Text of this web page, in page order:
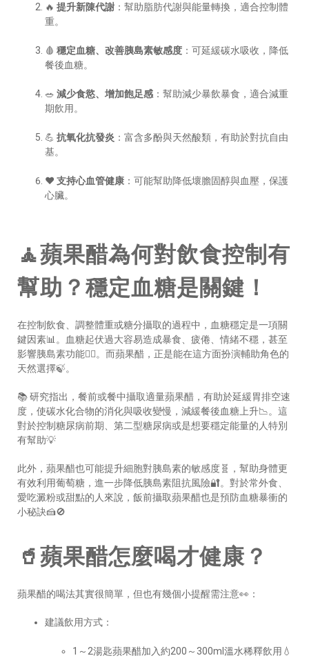
🔥 提升新陳代謝 ：幫助脂肪代謝與能量轉換，適合控制體
重。
🩸 穩定血糖、改善胰島素敏感度 ：可延緩碳水吸收，降低
餐後血糖。
🥗 減少食慾、增加飽足感 ：幫助減少暴飲暴食，適合減重
期飲用。
💪 抗氧化抗發炎 ：富含多酚與天然酸類，有助於對抗自由
基。
❤️ 支持心血管健康 ：可能幫助降低壞膽固醇與血壓，保護
心臟。
🧘蘋果醋為何對飲食控制有
幫助？穩定血糖是關鍵！
在控制飲食、調整體重或糖分攝取的過程中，血糖穩定是一項關
鍵因素📊。血糖起伏過大容易造成暴食、疲倦、情緒不穩，甚至
影響胰島素功能😵‍💫。而蘋果醋，正是能在這方面扮演輔助角色的
天然選擇🍃。
📚 研究指出，餐前或餐中攝取適量蘋果醋，有助於延緩胃排空速
度，使碳水化合物的消化與吸收變慢，減緩餐後血糖上升📉。這
對於控制糖尿病前期、第二型糖尿病或是想要穩定能量的人特別
有幫助💡
此外，蘋果醋也可能提升細胞對胰島素的敏感度🧬，幫助身體更
有效利用葡萄糖，進一步降低胰島素阻抗風險🔐。對於常外食、
愛吃澱粉或甜點的人來說，飯前攝取蘋果醋也是預防血糖暴衝的
小秘訣🍰🚫
🥤蘋果醋怎麼喝才健康？
蘋果醋的喝法其實很簡單，但也有幾個小提醒需注意👀：
建議飲用方式：
1～2湯匙蘋果醋加入約200～300ml溫水稀釋飲用💧